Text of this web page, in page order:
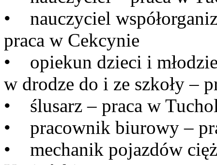
• nauczyciel
praca w Cekcynie
• opiekun dzieci i
w drodze do i ze szkoły –
• ślusarz – praca w
• pracownik biurowy –
• mechanik pojazdów